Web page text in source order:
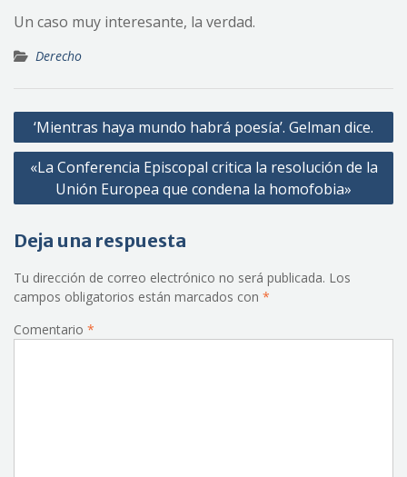
Un caso muy interesante, la verdad.
Derecho
Navegación
de
entradas
‘Mientras haya mundo habrá poesía’. Gelman dice.
«La Conferencia Episcopal critica la resolución de la
Unión Europea que condena la homofobia»
Deja una respuesta
Tu dirección de correo electrónico no será publicada. Los
campos obligatorios están marcados con *
Comentario *